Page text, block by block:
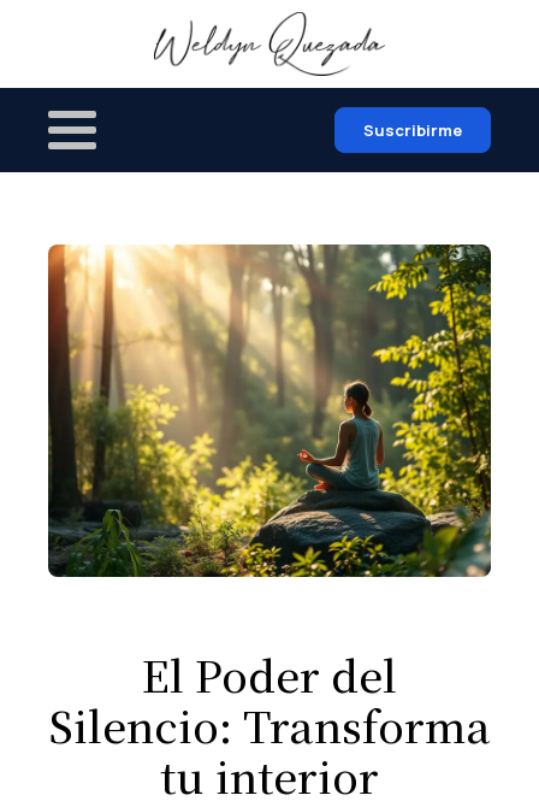
Suscribirme
El Poder del
Silencio: Transforma
tu interior